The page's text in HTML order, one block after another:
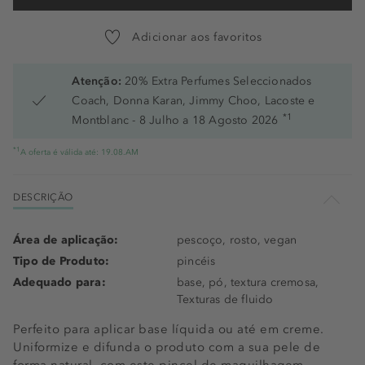
Adicionar aos favoritos
Atenção: 20% Extra Perfumes Seleccionados
Coach, Donna Karan, Jimmy Choo, Lacoste e
Montblanc - 8 Julho a 18 Agosto 2026 *1
*1 A oferta é válida até: 19.08.AM
DESCRIÇÃO
Perfeito para aplicar base líquida ou até em creme.
Uniformize e difunda o produto com a sua pele de
Área de aplicação:
pescoço, rosto, vegan
Tipo de Produto:
pincéis
Adequado para:
base, pó, textura cremosa,
Texturas de fluido